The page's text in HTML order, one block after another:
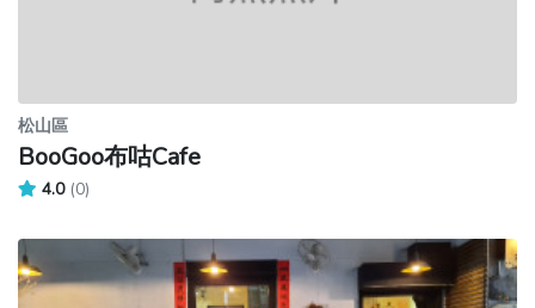
松山區
BooGoo布咕Cafe
4.0 (0)